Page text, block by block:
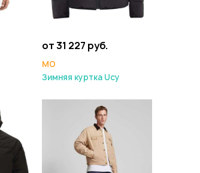
от 31 227 руб.
MO
Зимняя куртка Ucy